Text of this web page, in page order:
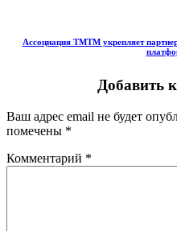
Ассоциация ТМТМ укрепляет
Добавить
Ваш адрес email не будет
помечены *
Комментарий *